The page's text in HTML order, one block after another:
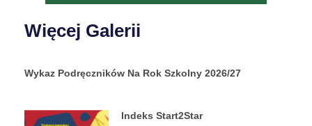
Więcej Galerii
Wykaz Podręczników Na Rok Szkolny 2026/27
Indeks Start2Star